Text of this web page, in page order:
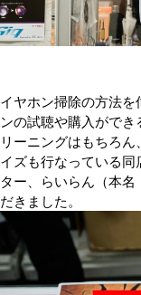
イヤホン掃除の方法
ンの試聴や購入ができ
リーニングはもちろ
イズも行なっている
ター、らいらん（本
だきました。